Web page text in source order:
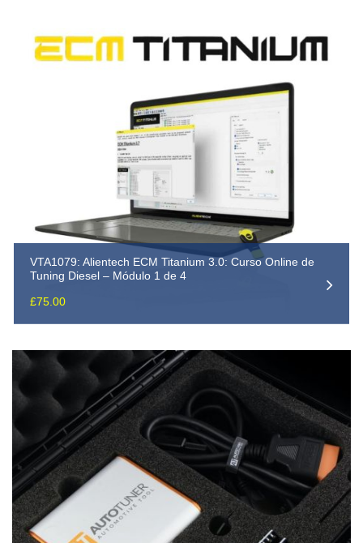
VTA1079: Alientech ECM Titanium 3.0: Curso Online de
Tuning Diesel – Módulo 1 de 4
£75.00